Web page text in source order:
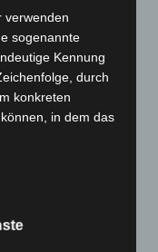
verwenden
sogenannte
Kennung
durch
konkreten
in dem das
den individuellen
enthalten, zu
kann